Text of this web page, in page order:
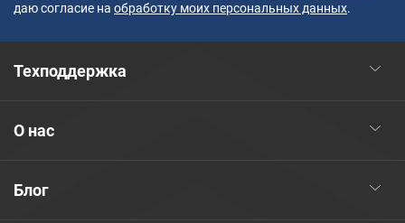
даю согласие на обработку моих персональных данных.
Блог
О нас
Техподдержка